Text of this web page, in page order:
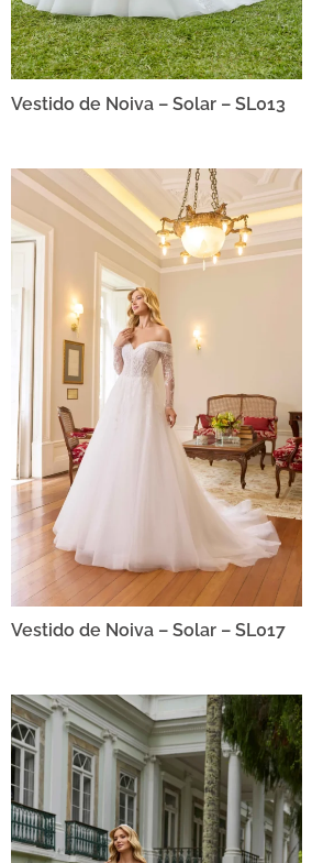
Vestido de Noiva – Solar – SL013
Vestido de Noiva – Solar – SL017